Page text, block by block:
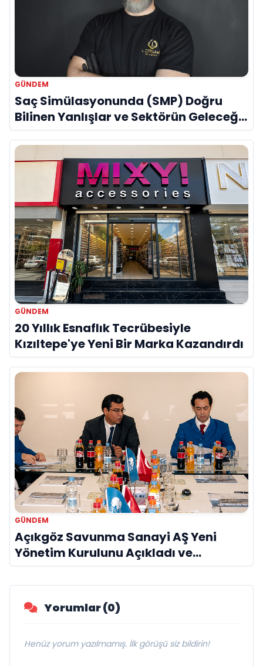
GÜNDEM
Saç Simülasyonunda (SMP) Doğru
Bilinen Yanlışlar ve Sektörün Geleceği:
Onur Akdeniz ile Özel Röportaj
GÜNDEM
20 Yıllık Esnaflık Tecrübesiyle
Kızıltepe'ye Yeni Bir Marka Kazandırdı
GÜNDEM
Açıkgöz Savunma Sanayi AŞ Yeni
Yönetim Kurulunu Açıkladı ve
Savunma Sanayinde Küresel Vizyon
Vurgusu
Yorumlar (0)
Henüz yorum yazılmamış. İlk görüşü siz bildirin!